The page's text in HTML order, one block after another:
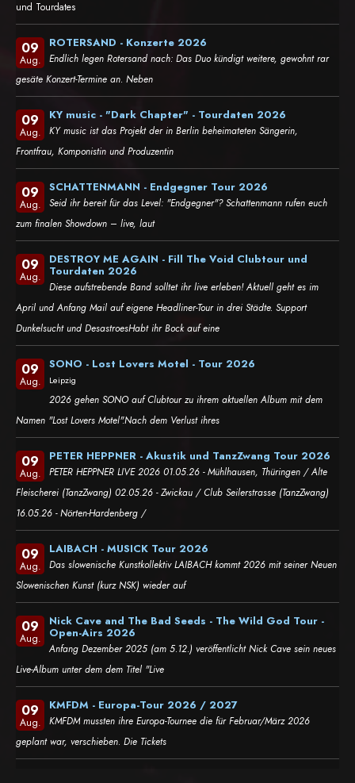
und Tourdates
09
Aug.
ROTERSAND - Konzerte 2026
Endlich legen Rotersand nach: Das Duo kündigt weitere, gewohnt rar
gesäte Konzert-Termine an. Neben
09
Aug.
KY music - "Dark Chapter" - Tourdaten 2026
KY music ist das Projekt der in Berlin beheimateten Sängerin,
Frontfrau, Komponistin und Produzentin
09
Aug.
SCHATTENMANN - Endgegner Tour 2026
Seid ihr bereit für das Level: "Endgegner"? Schattenmann rufen euch
zum finalen Showdown – live, laut
09
Aug.
DESTROY ME AGAIN - Fill The Void Clubtour und
Tourdaten 2026
Diese aufstrebende Band solltet ihr live erleben! Aktuell geht es im
April und Anfang Mail auf eigene Headliner-Tour in drei Städte. Support
Dunkelsucht und DesastroesHabt ihr Bock auf eine
09
Aug.
SONO - Lost Lovers Motel - Tour 2026
Leipzig
2026 gehen SONO auf Clubtour zu ihrem aktuellen Album mit dem
Namen "Lost Lovers Motel".Nach dem Verlust ihres
09
Aug.
PETER HEPPNER - Akustik und TanzZwang Tour 2026
PETER HEPPNER LIVE 2026 01.05.26 - Mühlhausen, Thüringen / Alte
Fleischerei (TanzZwang) 02.05.26 - Zwickau / Club Seilerstrasse (TanzZwang)
16.05.26 - Nörten-Hardenberg /
09
Aug.
LAIBACH - MUSICK Tour 2026
Das slowenische Kunstkollektiv LAIBACH kommt 2026 mit seiner Neuen
Slowenischen Kunst (kurz NSK) wieder auf
09
Aug.
Nick Cave and The Bad Seeds - The Wild God Tour -
Open-Airs 2026
Anfang Dezember 2025 (am 5.12.) veröffentlicht Nick Cave sein neues
Live-Album unter dem dem Titel "Live
09
Aug.
KMFDM - Europa-Tour 2026 / 2027
KMFDM mussten ihre Europa-Tournee die für Februar/März 2026
geplant war, verschieben. Die Tickets